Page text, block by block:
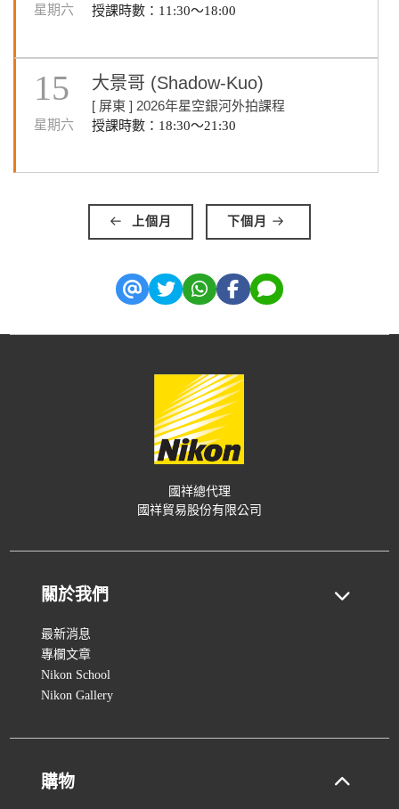
星期六 授課時數：11:30～18:00
15
星期六
大景哥 (Shadow-Kuo)
[ 屏東 ] 2026年星空銀河外拍課程
授課時數：18:30～21:30
上個月 下個月
國祥總代理
國祥貿易股份有限公司
關於我們
最新消息
專欄文章
Nikon School
Nikon Gallery
購物